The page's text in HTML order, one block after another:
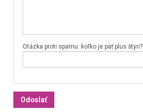
Otázka proti spamu: koľko je päť plus štyri?